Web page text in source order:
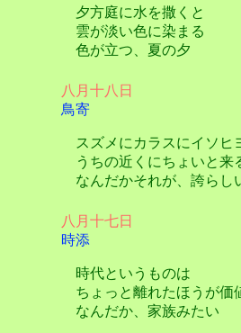
夕方庭に水を撒くと
雲が淡い色に染まる
色が立つ、夏の夕
八月十八日
鳥寄
スズメにカラスにイソヒ
うちの近くにちょいと来
なんだかそれが、誇らし
八月十七日
時添
時代というものは
ちょっと離れたほうが価
なんだか、家族みたい